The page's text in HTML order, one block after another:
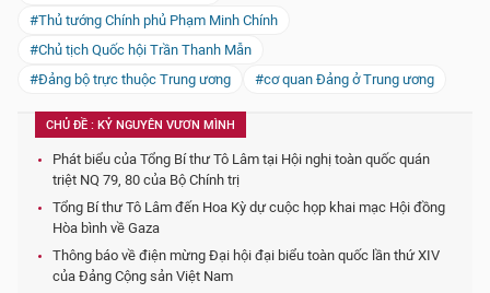
#Thủ tướng Chính phủ Phạm Minh Chính
#Chủ tịch Quốc hội Trần Thanh Mẫn
#Đảng bộ trực thuộc Trung ương
#cơ quan Đảng ở Trung ương
CHỦ ĐỀ : KỶ NGUYÊN VƯƠN MÌNH
Phát biểu của Tổng Bí thư Tô Lâm tại Hội nghị toàn quốc quán
triệt NQ 79, 80 của Bộ Chính trị
Tổng Bí thư Tô Lâm đến Hoa Kỳ dự cuộc họp khai mạc Hội đồng
Hòa bình về Gaza
Thông báo về điện mừng Đại hội đại biểu toàn quốc lần thứ XIV
của Đảng Cộng sản Việt Nam